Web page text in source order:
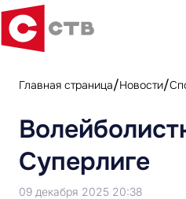
Главная страница Новости
Суперлиге
09 декабря 2025 20:38